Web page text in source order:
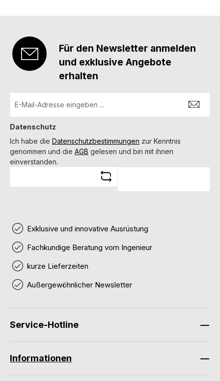
Für den Newsletter anmelden
und exklusive Angebote
erhalten
Datenschutz
Ich habe die Datenschutzbestimmungen zur Kenntnis
genommen und die AGB gelesen und bin mit ihnen
einverstanden.
Exklusive und innovative Ausrüstung
Fachkundige Beratung vom Ingenieur
kurze Lieferzeiten
Außergewöhnlicher Newsletter
Service-Hotline
Informationen